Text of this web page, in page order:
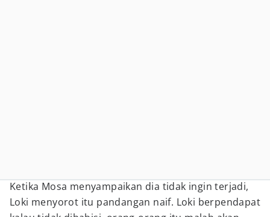
Ketika Mosa menyampaikan dia tidak ingin terjadi,
Loki menyorot itu pandangan naif. Loki berpendapat